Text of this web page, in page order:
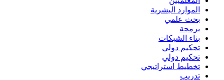
الموارد البشرية
بحث علمي
برمجة
بناء الشبكات
تجكيم دولي
تحكيم دولي
تخطيط استراتيجي
تدريب